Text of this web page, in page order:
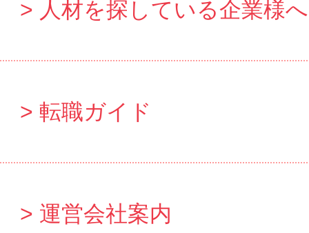
人材を探している企業様へ
転職ガイド
運営会社案内